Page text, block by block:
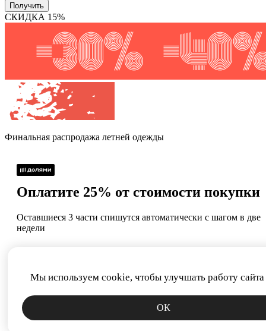
Мы используем cookie, чтобы улучшать работу сайта
ОК
Получить
СКИДКА 15%
Финальная распродажа летней одежды
Оплатите 25% от стоимости покупки
Оставшиеся 3 части спишутся автоматически с шагом в две
недели
Сегодня